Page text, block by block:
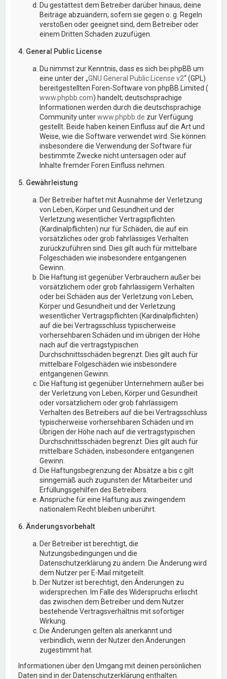
Du gestattest dem Betreiber darüber hinaus, deine
Beiträge abzuändern, sofern sie gegen o. g. Regeln
verstoßen oder geeignet sind, dem Betreiber oder
einem Dritten Schaden zuzufügen.
4. General Public License
Du nimmst zur Kenntnis, dass es sich bei phpBB um
eine unter der „GNU General Public License v2“ (GPL)
bereitgestellten Foren-Software von phpBB Limited (
www.phpbb.com) handelt; deutschsprachige
Informationen werden durch die deutschsprachige
Community unterwww.phpbb.de zur Verfügung
gestellt. Beide haben keinen Einfluss auf die Art und
Weise, wie die Software verwendet wird. Sie können
insbesondere die Verwendung der Software für
bestimmte Zwecke nicht untersagen oder auf
Inhalte fremder Foren Einfluss nehmen.
5. Gewährleistung
Der Betreiber haftet mit Ausnahme der Verletzung
von Leben, Körper und Gesundheit und der
Verletzung wesentlicher Vertragspflichten
(Kardinalpflichten) nur für Schäden, die auf ein
vorsätzliches oder grob fahrlässiges Verhalten
zurückzuführen sind. Dies gilt auch für mittelbare
Folgeschäden wie insbesondere entgangenen
Gewinn.
Die Haftung ist gegenüber Verbrauchern außer bei
vorsätzlichem oder grob fahrlässigem Verhalten
oder bei Schäden aus der Verletzung von Leben,
Körper und Gesundheit und der Verletzung
wesentlicher Vertragspflichten (Kardinalpflichten)
auf die bei Vertragsschluss typischerweise
vorhersehbaren Schäden und im übrigen der Höhe
nach auf die vertragstypischen
Durchschnittsschäden begrenzt. Dies gilt auch für
mittelbare Folgeschäden wie insbesondere
entgangenen Gewinn.
Die Haftung ist gegenüber Unternehmern außer bei
der Verletzung von Leben, Körper und Gesundheit
oder vorsätzlichem oder grob fahrlässigem
Verhalten des Betreibers auf die bei Vertragsschluss
typischerweise vorhersehbaren Schäden und im
Übrigen der Höhe nach auf die vertragstypischen
Durchschnittsschäden begrenzt. Dies gilt auch für
mittelbare Schäden, insbesondere entgangenen
Gewinn.
Die Haftungsbegrenzung der Absätze a bis c gilt
sinngemäß auch zugunsten der Mitarbeiter und
Erfüllungsgehilfen des Betreibers.
Ansprüche für eine Haftung aus zwingendem
nationalem Recht bleiben unberührt.
6. Änderungsvorbehalt
Der Betreiber ist berechtigt, die
Nutzungsbedingungen und die
Datenschutzerklärung zu ändern. Die Änderung wird
dem Nutzer per E-Mail mitgeteilt.
Der Nutzer ist berechtigt, den Änderungen zu
widersprechen. Im Falle des Widerspruchs erlischt
das zwischen dem Betreiber und dem Nutzer
bestehende Vertragsverhältnis mit sofortiger
Wirkung.
Die Änderungen gelten als anerkannt und
verbindlich, wenn der Nutzer den Änderungen
zugestimmt hat.
Informationen über den Umgang mit deinen persönlichen
Daten sind in der Datenschutzerklärung enthalten.